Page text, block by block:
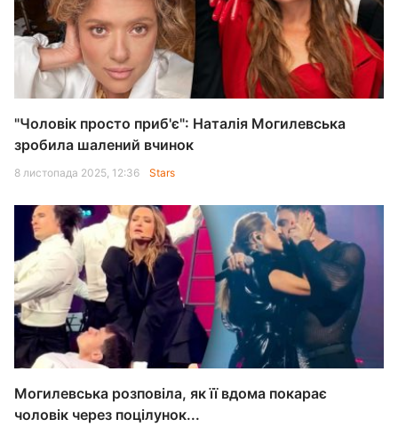
"Чоловік просто приб'є": Наталія Могилевська
зробила шалений вчинок
8 листопада 2025, 12:36 Stars
Могилевська розповіла, як її вдома покарає
чоловік через поцілунок...